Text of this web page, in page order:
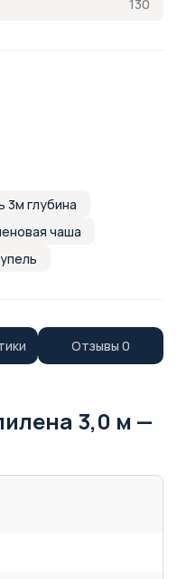
130
3м глубина
чаша
Отзывы 0
3,0 м —